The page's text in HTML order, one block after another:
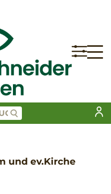
und ev.Kirche